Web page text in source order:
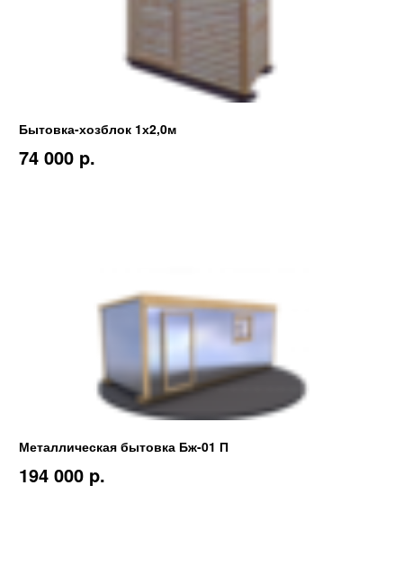
Бытовка-хозблок 1х2,0м
74 000 p.
Металлическая бытовка Бж-01 П
194 000 p.